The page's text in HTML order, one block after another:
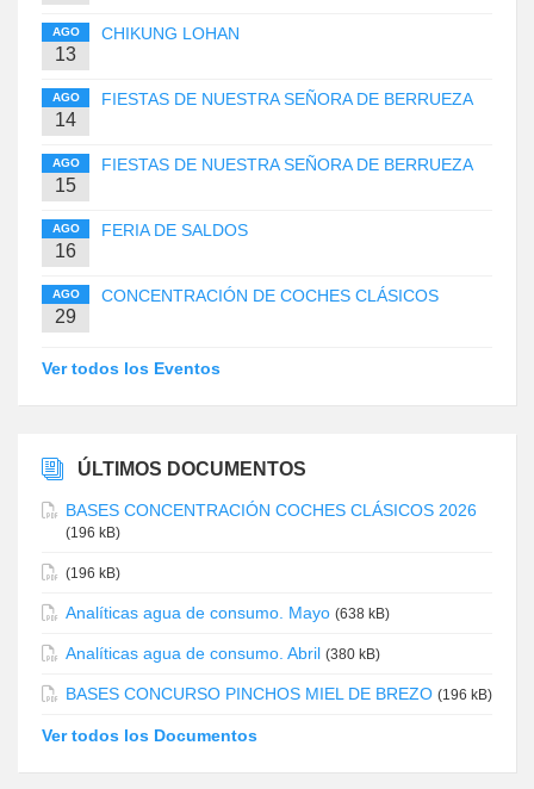
AGO
13
CHIKUNG LOHAN
AGO
14
FIESTAS DE NUESTRA SEÑORA DE BERRUEZA
AGO
15
FIESTAS DE NUESTRA SEÑORA DE BERRUEZA
AGO
16
FERIA DE SALDOS
AGO
29
CONCENTRACIÓN DE COCHES CLÁSICOS
Ver todos los Eventos
ÚLTIMOS DOCUMENTOS
BASES CONCENTRACIÓN COCHES CLÁSICOS 2026
(196 kB)
(196 kB)
Analíticas agua de consumo. Mayo (638 kB)
Analíticas agua de consumo. Abril (380 kB)
BASES CONCURSO PINCHOS MIEL DE BREZO (196 kB)
Ver todos los Documentos